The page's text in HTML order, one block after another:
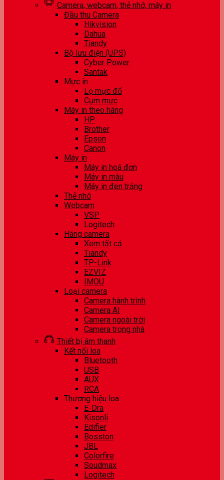
Camera, webcam, thẻ nhớ, máy in
Đầu thu Camera
Hikvision
Dahua
Tiandy
Bộ lưu điện (UPS)
Cyber Power
Santak
Mực in
Lọ mực đổ
Cụm mực
Máy in theo hãng
HP
Brother
Epson
Canon
Máy in
Máy in hoá đơn
Máy in màu
Máy in đen trắng
Thẻ nhớ
Webcam
VSP
Logitech
Hãng camera
Xem tất cả
Tiandy
TP-Link
EZVIZ
IMOU
Loại camera
Camera hành trình
Camera AI
Camera ngoài trời
Camera trong nhà
Thiết bị âm thanh
Kết nối loa
Bluetooth
USB
AUX
RCA
Thương hiệu loa
E-Dra
Kisonli
Edifier
Bosston
JBL
Colorfire
Soudmax
Logitech